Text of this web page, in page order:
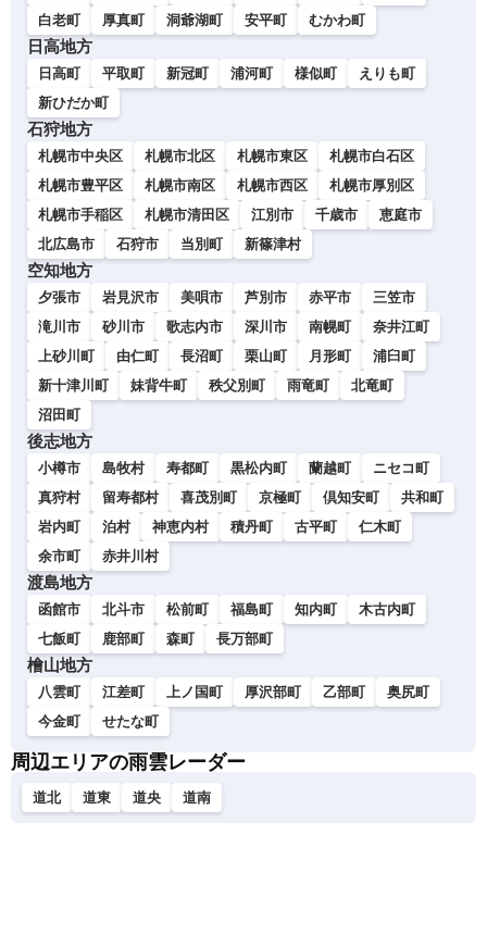
白老町
厚真町 洞爺湖町 安平町 むかわ町
日高地方
日高町 平取町 新冠町 浦河町 様似町
えりも町
新ひだか町
石狩地方
札幌市中央区 札幌市北区 札幌市東区
札幌市白石区
札幌市豊平区
札幌市南区 札幌市西区
札幌市厚別区
札幌市手稲区
札幌市清田区 江別市 千歳市
恵庭市
北広島市
石狩市 当別町 新篠津村
空知地方
夕張市 岩見沢市 美唄市 芦別市 赤平市
三笠市
滝川市
砂川市 歌志内市 深川市 南幌町
奈井江町
上砂川町
由仁町 長沼町 栗山町 月形町
浦臼町
新十津川町
妹背牛町 秩父別町 雨竜町
北竜町
沼田町
後志地方
小樽市 島牧村 寿都町 黒松内町 蘭越町
ニセコ町
真狩村
留寿都村 喜茂別町 京極町 倶知安町
共和町
岩内町
泊村 神恵内村 積丹町 古平町
仁木町
余市町
赤井川村
渡島地方
函館市 北斗市 松前町 福島町 知内町
木古内町
七飯町
鹿部町 森町 長万部町
檜山地方
八雲町 江差町 上ノ国町 厚沢部町 乙部町
奥尻町
今金町
せたな町
周辺エリアの雨雲レーダー
道北 道東 道央 道南